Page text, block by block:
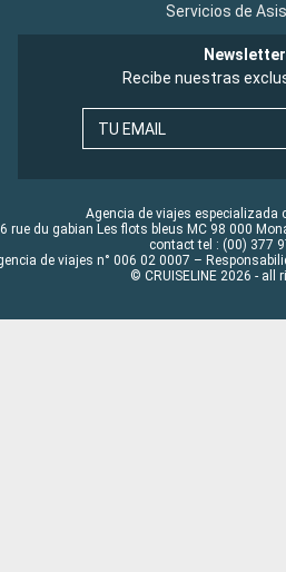
Servicios de
Recibe nuestras
TU EMAIL
Agencia de viajes especializada
rue du gabian Les flots bleus MC 98 000
contact tel : (00) 377
de viajes n° 006 02 0007 –
© CRUISELINE 2026 - all